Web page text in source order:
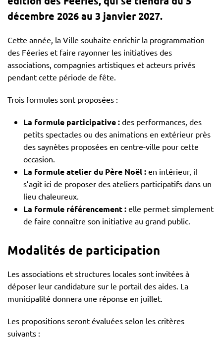
décembre 2026 au 3 janvier 2027.
Cette année, la Ville souhaite enrichir la programmation
des Féeries et faire rayonner les initiatives des
associations, compagnies artistiques et acteurs privés
pendant cette période de fête.
Trois formules sont proposées :
La formule participative : des performances, des
petits spectacles ou des animations en extérieur près
des saynètes proposées en centre-ville pour cette
occasion.
La formule atelier du Père Noël : en intérieur, il
s’agit ici de proposer des ateliers participatifs dans un
lieu chaleureux.
La formule référencement : elle permet simplement
de faire connaître son initiative au grand public.
Modalités de participation
Les associations et structures locales sont invitées à
déposer leur candidature sur le portail des aides. La
municipalité donnera une réponse en juillet.
Les propositions seront évaluées selon les critères
suivants :